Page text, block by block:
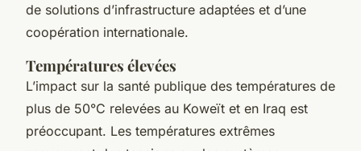
de solutions d’infrastructure adaptées et d’une
coopération internationale.
Températures élevées
L’impact sur la santé publique des températures de
plus de 50°C relevées au Koweït et en Iraq est
préoccupant. Les températures extrêmes